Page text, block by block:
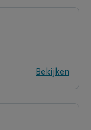
Bekijken